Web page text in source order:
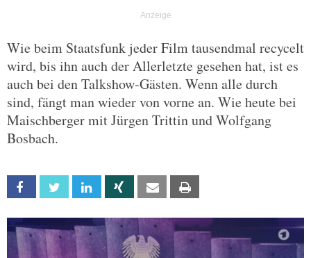
Wie beim Staatsfunk jeder Film tausendmal recycelt
wird, bis ihn auch der Allerletzte gesehen hat, ist es
auch bei den Talkshow-Gästen. Wenn alle durch
sind, fängt man wieder von vorne an. Wie heute bei
Maischberger mit Jürgen Trittin und Wolfgang
Bosbach.
Facebook Twitter Linkedin Xing Email